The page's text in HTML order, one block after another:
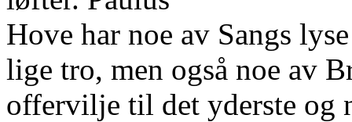
Hove har noe av Sangs
lige tro, men også noe av
offervilje til det yderste og